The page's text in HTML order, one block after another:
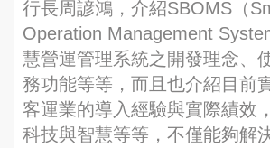
行長周諺鴻，介紹SBOMS（
Operation Management
慧營運管理系統之開發理念、
務功能等等，而且也介紹目前
客運業的導入經驗與實際績效
科技與智慧等等，不僅能夠解